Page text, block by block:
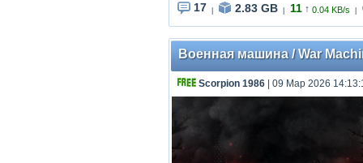
17 2.83 GB 11 ↑ 0.04 KB/s
Военная машина / War
Scorpion 1986 | 09 Мар 2026